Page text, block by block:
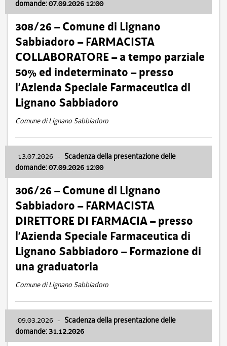
domande: 07.09.2026 12:00
308/26 – Comune di Lignano
Sabbiadoro – FARMACISTA
COLLABORATORE – a tempo parziale
50% ed indeterminato – presso
l’Azienda Speciale Farmaceutica di
Lignano Sabbiadoro
Comune di Lignano Sabbiadoro
13.07.2026 - Scadenza della presentazione delle
domande: 07.09.2026 12:00
306/26 – Comune di Lignano
Sabbiadoro – FARMACISTA
DIRETTORE DI FARMACIA – presso
l’Azienda Speciale Farmaceutica di
Lignano Sabbiadoro – Formazione di
una graduatoria
Comune di Lignano Sabbiadoro
09.03.2026 - Scadenza della presentazione delle
domande: 31.12.2026